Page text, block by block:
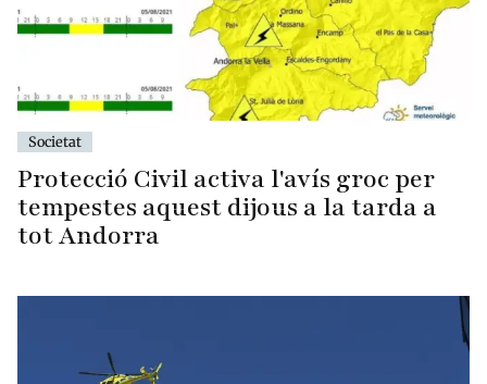
Societat
Protecció Civil activa l'avís groc per
tempestes aquest dijous a la tarda a
tot Andorra